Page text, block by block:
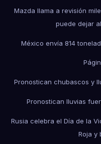
Mazda llama a revisión
puede dejar
México envía 814
Pronostican chubascos y
Pronostican lluvias
Rusia celebra el Día de la
Roja y